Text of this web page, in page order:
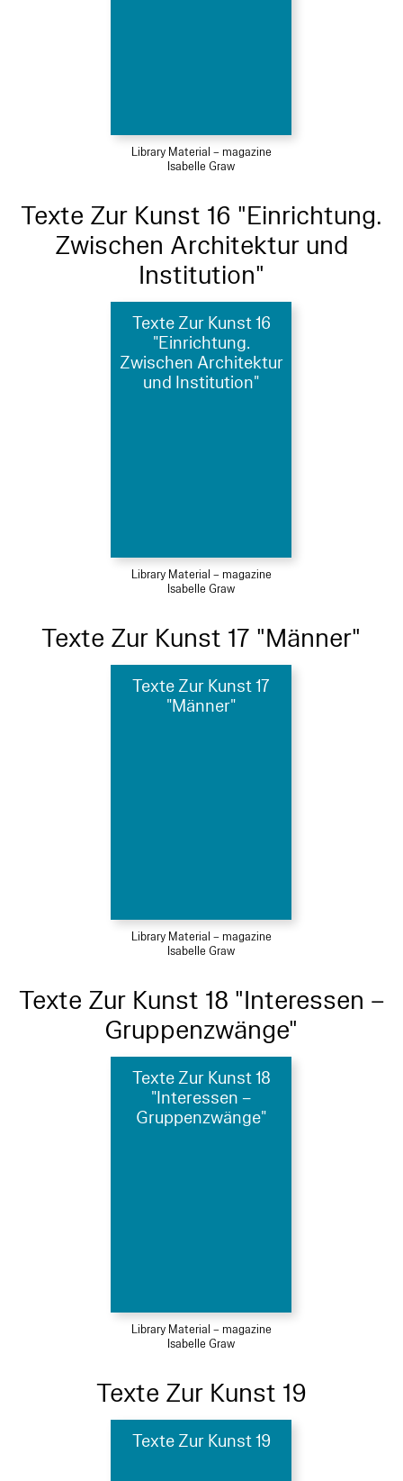
Library Material – magazine
Isabelle Graw
Texte Zur Kunst 16 "Einrichtung.
Zwischen Architektur und
Institution"
Texte Zur Kunst 16
"Einrichtung.
Zwischen Architektur
und Institution"
Library Material – magazine
Isabelle Graw
Texte Zur Kunst 17 "Männer"
Texte Zur Kunst 17
"Männer"
Library Material – magazine
Isabelle Graw
Texte Zur Kunst 18 "Interessen –
Gruppenzwänge"
Texte Zur Kunst 18
"Interessen –
Gruppenzwänge"
Library Material – magazine
Isabelle Graw
Texte Zur Kunst 19
Texte Zur Kunst 19